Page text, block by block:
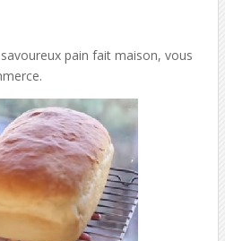
savoureux pain fait maison, vous